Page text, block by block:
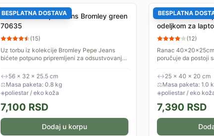
BESPLATNA DOSTAVA
Putna torba Pepe Jeans Bromley green
70635
(15)
Uz torbu iz kolekcije Bromley Pepe Jeans
bićete potpuno pripremljeni za odsustvovanje
kraći put, a...
↔56 × 32 × 25.5 cm
⚖Masa paketa: 0.8 kg
◈poliestar / eko koža
7,100 RSD
Dodaj u korpu
BESPLATNA
Kabinski ranac -
odeljkom za
71724
(12)
Ranac
poručuje da postoji
put, jer će se u njemu
↔25 × 40 × 20 cm
⚖Masa paketa: 1.0
◈poliestar / eko
7,390 RSD